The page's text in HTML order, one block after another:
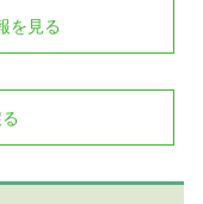
を見る